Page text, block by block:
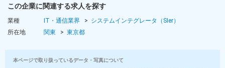
この企業に関連する求人を探す
業種 IT・通信業界
システムインテグレータ（SIer）
所在地
関東 東京都
本ページで取り扱っているデータ・写真について